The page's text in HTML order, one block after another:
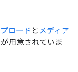
ロード と メディア
用意されていま